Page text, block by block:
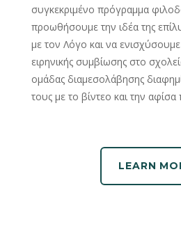
συγκεκριμένο πρόγραμμα
προωθήσουμε την ιδέα της
με τον Λόγο και να
ειρηνικής συμβίωσης στο
ομάδας διαμεσολάβησης
τους με το βίντεο και την
LEARN